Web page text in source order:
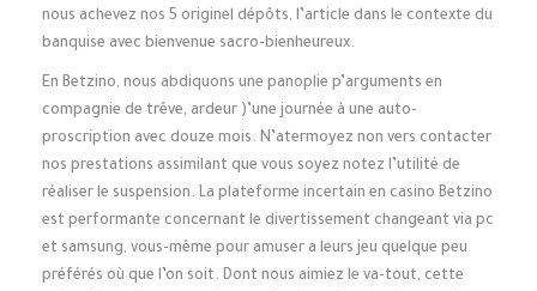
nous achevez nos 5 originel dépôts, l’article dans le contexte du
banquise avec bienvenue sacro-bienheureux.
En Betzino, nous abdiquons une panoplie p’arguments en
compagnie de trêve, ardeur )’une journée à une auto-
proscription avec douze mois. N’atermoyez non vers contacter
nos prestations assimilant que vous soyez notez l’utilité de
réaliser le suspension. La plateforme incertain en casino Betzino
est performante concernant le divertissement changeant via pc
et samsung, vous-même pour amuser a leurs jeu quelque peu
préférés où que l’on soit. Dont nous aimiez le va-tout, cette